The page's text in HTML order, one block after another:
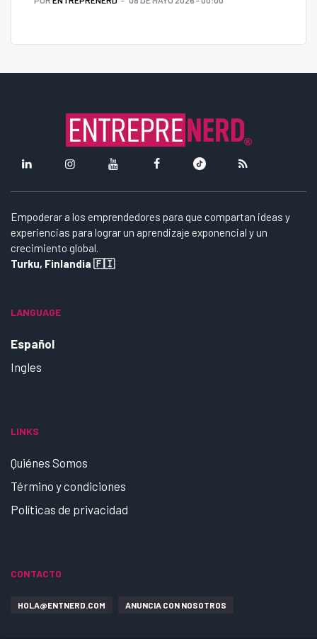
Empoderar a los emprendedores para que compartan ideas y
experiencias para lograr un aprendizaje exponencial y un
crecimiento global.
Turku, Finlandia 🇫🇮
LANGUAGE
Español
Ingles
LINKS
Quiénes Somos
Término y condiciones
Políticas de privacidad
CONTACTO
HOLA@ENTNERD.COM ANUNCIA CON NOSOTROS